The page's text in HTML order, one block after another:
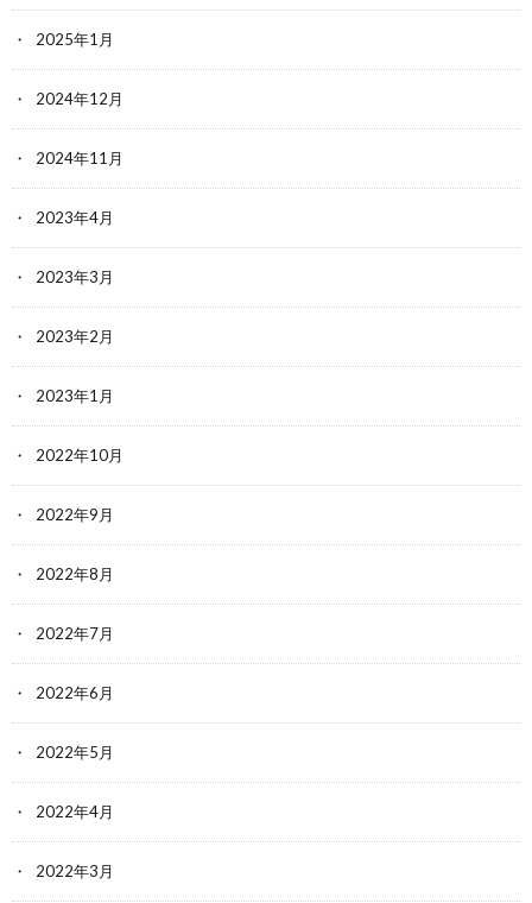
2025年1月
2024年12月
2024年11月
2023年4月
2023年3月
2023年2月
2023年1月
2022年10月
2022年9月
2022年8月
2022年7月
2022年6月
2022年5月
2022年4月
2022年3月